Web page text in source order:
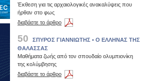
Έκθεση για τις αρχαιολογικές ανακαλύψεις που
ήρθαν στο φως
διαβάστε το άρθρο
50
ΣΠΥΡΟΣ ΓΙΑΝΝΙΩΤΗΣ • Ο ΕΛΛΗΝΑΣ ΤΗΣ
ΘΑΛΑΣΣΑΣ
Μαθήματα ζωής από τον σπουδαίο ολυμπιονίκη
της κολύμβησης
διαβάστε το άρθρο